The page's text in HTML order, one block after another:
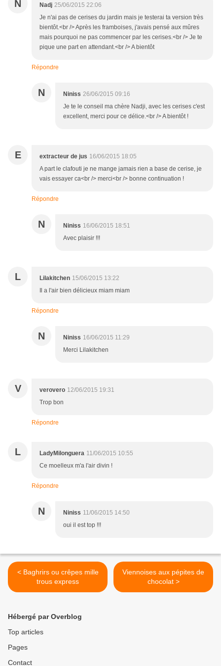
N Nadj 25/06/2015 22:06
Je n'ai pas de cerises du jardin mais je testerai ta version très
bientôt.<br /> Après les framboises, j'avais pensé aux mûres
mais pourquoi ne pas commencer par les cerises.<br /> Je te
pique une part en attendant.<br /> A bientôt
Répondre
N Niniss 26/06/2015 09:16
Je te le conseil ma chère Nadji, avec les cerises c'est
excellent, merci pour ce délice.<br /> A bientôt !
E extracteur de jus 16/06/2015 18:05
A part le clafouti je ne mange jamais rien a base de cerise, je
vais essayer ca<br /> merci<br /> bonne continuation !
Répondre
N Niniss 16/06/2015 18:51
Avec plaisir !!!
L Lilakitchen 15/06/2015 13:22
Il a l'air bien délicieux miam miam
Répondre
N Niniss 16/06/2015 11:29
Merci Lilakitchen
V verovero 12/06/2015 19:31
Trop bon
Répondre
L LadyMilonguera 11/06/2015 10:55
Ce moelleux m'a l'air divin !
Répondre
N Niniss 11/06/2015 14:50
oui il est top !!!
< Baghrirs ou crêpes mille
trous express
Viennoises aux pépites de
chocolat >
Hébergé par Overblog
Top articles
Pages
Contact